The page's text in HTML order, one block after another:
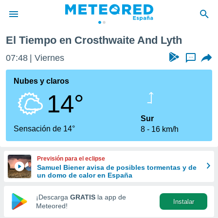
de
por
que se
calidad.
a este
las
y
forma
digital
basada
El Tiempo en Crosthwaite And Lyth
07:48 Viernes ...
Nubes y claros
14°
Sensación de 14°
Sur
8
16 km/h
Previsión para el eclipse
Samuel Biener avisa de posibles tormentas y de
un domo de calor en España
¡Descarga GRATIS la app de
Meteored!
Instalar